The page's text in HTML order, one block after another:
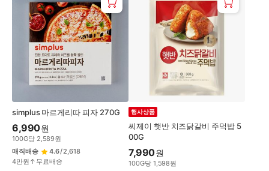
simplus 마르게리따 피자 270G
6,990원
100G당 2,589원
매직배송
4.6/2,618
4만원↑무료배송
씨제이 햇반 치즈닭갈비 주먹밥 5
00G
행사상품
7,990원
100G당 1,598원